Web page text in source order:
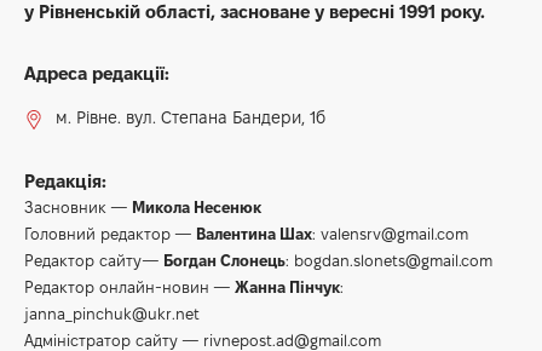
у Рівненській області, засноване у вересні 1991 року.
Адреса редакції:
м. Рівне. вул. Степана Бандери, 1б
Редакція:
Засновник — Микола Несенюк
Головний редактор — Валентина Шах: valensrv@gmail.com
Редактор сайту— Богдан Слонець: bogdan.slonets@gmail.com
Редактор онлайн-новин — Жанна Пінчук:
janna_pinchuk@ukr.net
Адміністратор сайту — rivnepost.ad@gmail.com